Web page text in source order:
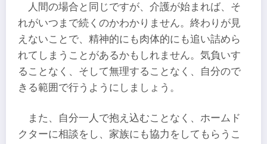
人間の場合と同じですが、介護が始まれば、そ
れがいつまで続くのかわかりません。終わりが見
えないことで、精神的にも肉体的にも追い詰めら
れてしまうことがあるかもしれません。気負いす
ることなく、そして無理することなく、自分ので
きる範囲で行うようにしましょう。
また、自分一人で抱え込むことなく、ホームド
クターに相談をし、家族にも協力をしてもらうこ